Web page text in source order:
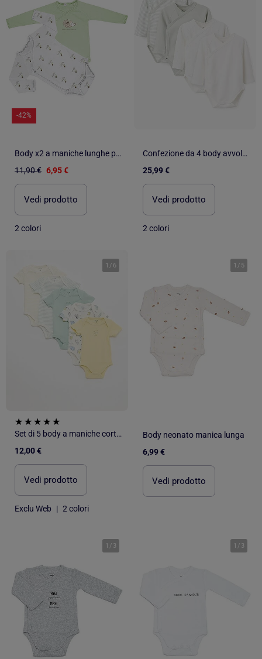
-42%
Body x2 a maniche lunghe per neonati Les Chatounets "HERI
11,90 € 6,95 €
Vedi prodotto
2 colori
Confezione da 4 body avvolgente in cotone
25,99 €
Vedi prodotto
2 colori
1 / 6
Set di 5 body a maniche corte in cotone
12,00 €
Vedi prodotto
Exclu Web | 2 colori
1 / 5
Body neonato manica lunga
6,99 €
Vedi prodotto
1 / 3 1 / 3